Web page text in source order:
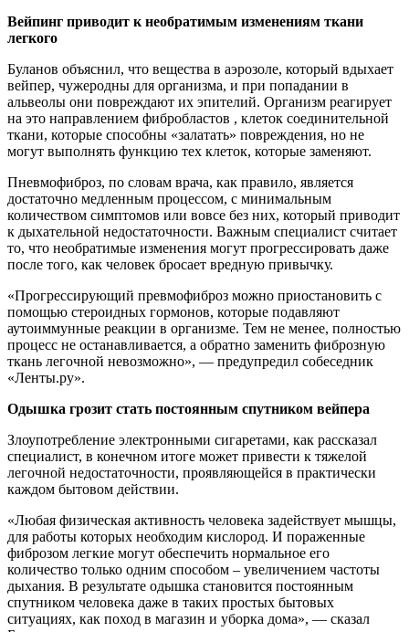
Вейпинг приводит к необратимым изменениям ткани
легкого
Буланов объяснил, что вещества в аэрозоле, который вдыхает
вейпер, чужеродны для организма, и при попадании в
альвеолы они повреждают их эпителий. Организм реагирует
на это направлением фибробластов , клеток соединительной
ткани, которые способны «залатать» повреждения, но не
могут выполнять функцию тех клеток, которые заменяют.
Пневмофиброз, по словам врача, как правило, является
достаточно медленным процессом, с минимальным
количеством симптомов или вовсе без них, который приводит
к дыхательной недостаточности. Важным специалист считает
то, что необратимые изменения могут прогрессировать даже
после того, как человек бросает вредную привычку.
«Прогрессирующий превмофиброз можно приостановить с
помощью стероидных гормонов, которые подавляют
аутоиммунные реакции в организме. Тем не менее, полностью
процесс не останавливается, а обратно заменить фиброзную
ткань легочной невозможно», — предупредил собеседник
«Ленты.ру».
Одышка грозит стать постоянным спутником вейпера
Злоупотребление электронными сигаретами, как рассказал
специалист, в конечном итоге может привести к тяжелой
легочной недостаточности, проявляющейся в практически
каждом бытовом действии.
«Любая физическая активность человека задействует мышцы,
для работы которых необходим кислород. И пораженные
фиброзом легкие могут обеспечить нормальное его
количество только одним способом – увеличением частоты
дыхания. В результате одышка становится постоянным
спутником человека даже в таких простых бытовых
ситуациях, как поход в магазин и уборка дома», — сказал